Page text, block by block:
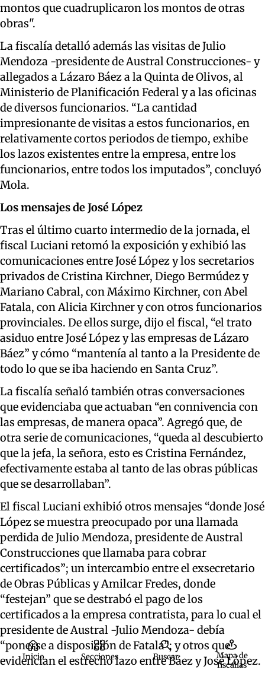
montos que cuadruplicaron los montos de otras
obras".
La fiscalía detalló además las visitas deJulio
Mendoza -presidente de Austral Construcciones- y
allegados a Lázaro Báez a la Quinta de Olivos, al
Ministerio de Planificación Federal y a las oficinas
de diversos funcionarios. “La cantidad
impresionante de visitas a estos funcionarios, en
relativamente cortos periodos de tiempo, exhibe
los lazos existentes entre la empresa, entre los
funcionarios, entre todos los imputados”, concluyó
Mola.
Los mensajes de José López
Tras el último cuarto intermedio de la jornada, el
fiscalLucianiretomó la exposición y exhibió las
comunicaciones entre José López y los secretarios
privados de Cristina Kirchner, Diego Bermúdez y
Mariano Cabral, con Máximo Kirchner, con Abel
Fatala, con Alicia Kirchner y con otros funcionarios
provinciales. De ellos surge, dijo el fiscal, “el trato
asiduo entre José López y las empresas de Lázaro
Báez” y cómo “mantenía al tanto a la Presidente de
todo lo que se ibahaciendo en Santa Cruz”.
La fiscalíaseñaló tambiénotras conversaciones
queevidenciabaque actuaban “en connivencia con
las empresas, de manera opaca”. Agregó que, de
otra serie de comunicaciones, “queda al descubierto
que la jefa, la señora, esto es Cristina Fernández,
efectivamente estaba al tanto de las obras públicas
que se desarrollaban”.
ElfiscalLucianiexhibió otros mensajes “donde José
López se muestra preocupado por una llamada
perdida de Julio Mendoza, presidente de Austral
Construcciones que llamaba para cobrar
certificados”; un intercambio entre elexsecretario
de Obras Públicas yAmilcarFredes, donde
“festejan” que se destrabó el pago de los
certificados a la empresacontratista, para lo cual el
presidente de Austral -Julio Mendoza- debía
“ponerse a disposición deFatala”; y otros que
evidencian el estrecho lazo entre Báez y José López.
Inicio Secciones Buscar
Mapa de
fiscalías